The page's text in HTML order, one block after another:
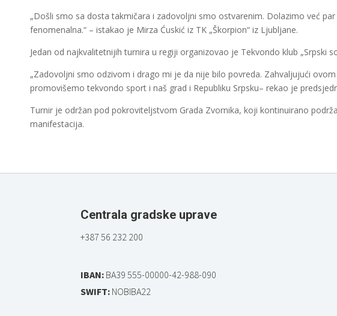
„Došli smo sa dosta takmičara i zadovoljni smo ostvarenim. Dolazimo već
fenomenalna.“ – istakao je Mirza Ćuskić iz TK „Škorpion“ iz Ljubljane.
Jedan od najkvalitetnijih turnira u regiji organizovao je Tekvondo klub „Srpski
„Zadovoljni smo odzivom i drago mi je da nije bilo povreda. Zahvaljujući
promovišemo tekvondo sport i naš grad i Republiku Srpsku– rekao je
Turnir je održan pod pokroviteljstvom Grada Zvornika, koji kontinuirano
manifestacija.
Centrala gradske uprave
+387 56 232 200
IBAN: BA39 555-00000-42-988-090
SWIFT: NOBIBA22